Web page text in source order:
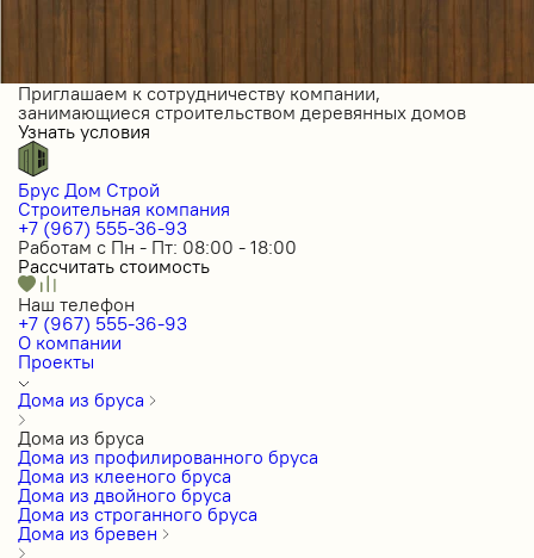
Приглашаем к сотрудничеству компании,
занимающиеся строительством деревянных домов
Узнать условия
Брус Дом Строй
Строительная компания
+7 (967) 555-36-93
Работам с Пн - Пт: 08:00 - 18:00
Рассчитать стоимость
Наш телефон
+7 (967) 555-36-93
О компании
Проекты
Дома из бруса
Дома из бруса
Дома из профилированного бруса
Дома из клееного бруса
Дома из двойного бруса
Дома из строганного бруса
Дома из бревен